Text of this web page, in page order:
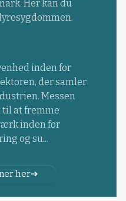
Her kan du
inden for
der samler
Messen
at fremme
inden for
og su...
her